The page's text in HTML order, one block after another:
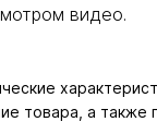
видео.
товара, а